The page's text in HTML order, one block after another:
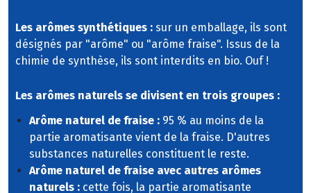
Les arômes synthétiques : sur un emballage, ils sont
désignés par "arôme" ou "arôme fraise". Issus de la
chimie de synthèse, ils sont interdits en bio. Ouf !
Les arômes naturels se divisent en trois groupes :
Arôme naturel de fraise : 95 % au moins de la
partie aromatisante vient de la fraise. D'autres
substances naturelles constituent le reste.
Arôme naturel de fraise avec autres arômes
naturels : cette fois, la partie aromatisante